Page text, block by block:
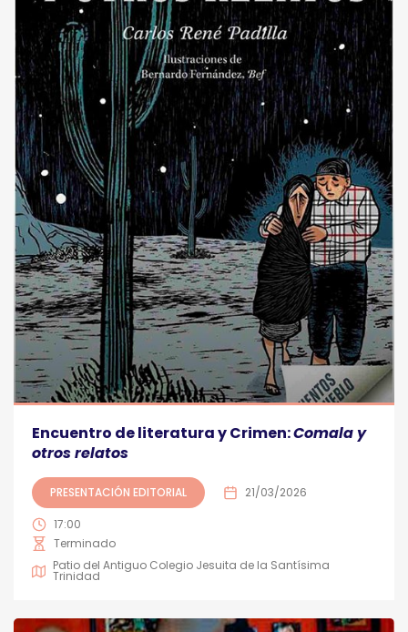
Encuentro de literatura y Crimen:Comala y
otros relatos
PRESENTACIÓN EDITORIAL 21/03/2026
17:00
Terminado
Patio del Antiguo Colegio Jesuita de la Santísima
Trinidad